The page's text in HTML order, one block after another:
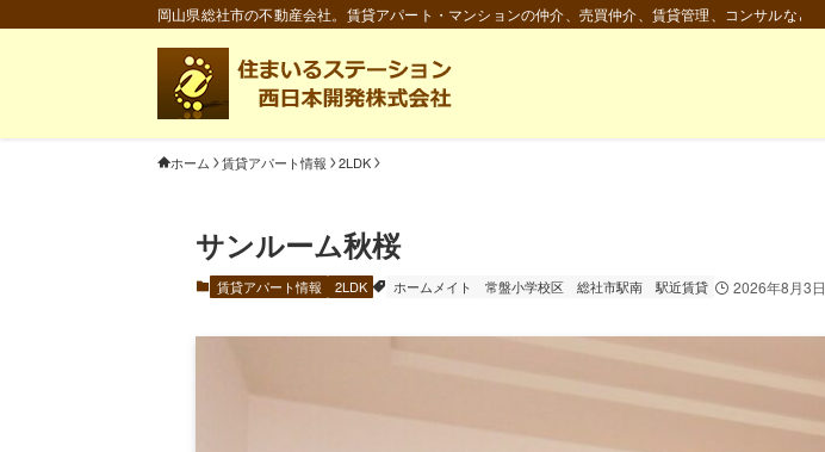
岡山県総社市の不動産会社。賃貸アパート・マンションの仲介、売買仲介、賃貸管理、コンサルなど。
ホーム 賃貸アパート情報 2LDK
サンルーム秋桜
賃貸アパート情報 2LDK ホームメイト 常盤小学校区 総社市駅南 駅近賃貸 2026年8月3日